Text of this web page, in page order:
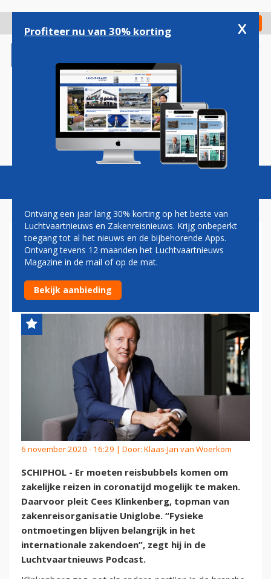
gaan
Check in
Magazine Podcasts Vacatures
CEES KLINKENBERG
(UNIGLOBE) PLEIT VOOR
ZAKELIJKE REISBUBBEL
6 november 2020 - 16:29 | Door: Klaas-Jan van Woerkom
SCHIPHOL - Er moeten reisbubbels komen om
zakelijke reizen in coronatijd mogelijk te maken.
Daarvoor pleit Cees Klinkenberg, topman van
zakenreisorganisatie Uniglobe. “Fysieke
ontmoetingen blijven belangrijk in het
internationale zakendoen”, zegt hij in de
Luchtvaartnieuws Podcast.
Profiteer nu van 30% korting x
Ontvang een jaar lang 30% korting op het beste van
Luchtvaartnieuws en Zakenreisnieuws. Krijg onbeperkt
toegang tot al het nieuws en de bijbehorende Apps.
Ontvang tevens 12 maanden het Luchtvaartnieuws
Magazine in de mail of op de mat.
Bekijk aanbieding